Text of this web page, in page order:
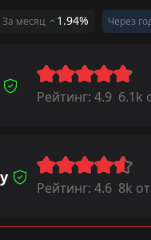
За месяц 1.94% Через
Рейтинг: 4.9 6.1k
Рейтинг: 4.6 8k